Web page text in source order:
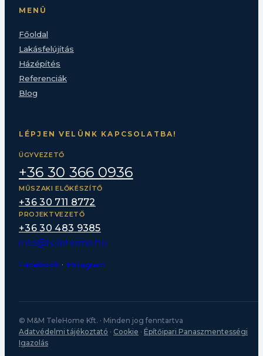
MENÜ
Főoldal
Lakásfelújítás
Házépítés
Referenciák
Blog
LÉPJEN VELÜNK KAPCSOLATBA!
ÜGYVEZETŐ
+36 30 366 0936
MŰSZAKI ELŐKÉSZÍTŐ
+36 30 711 8772
PROJEKTVEZETŐ
+36 30 483 9385
info@telehome.hu
Facebook · Instagram
© M&M TeleHome Kft. · Minden jog fenntartva
Adatvédelmi tájékoztató · Cookie · Építőipari Panaszmentességi
Igazolás